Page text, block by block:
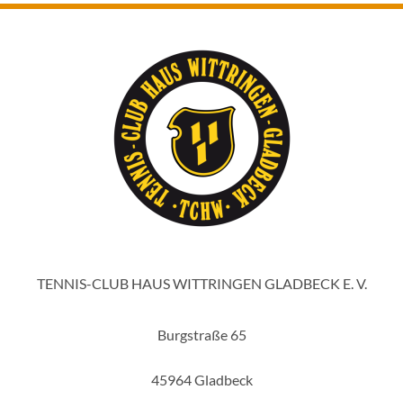
TENNIS-CLUB HAUS WITTRINGEN GLADBECK E. V.
Burgstraße 65
45964 Gladbeck